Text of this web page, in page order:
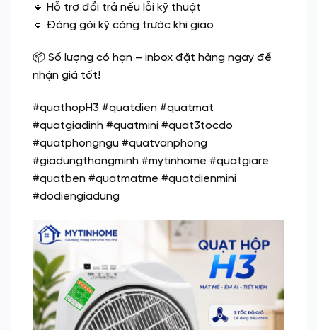
🔹 Hỗ trợ đổi trả nếu lỗi kỹ thuật
🔹 Đóng gói kỹ càng trước khi giao
📦 Số lượng có hạn – inbox đặt hàng ngay để
nhận giá tốt!
#quathopH3 #quatdien #quatmat
#quatgiadinh #quatmini #quat3tocdo
#quatphongngu #quatvanphong
#giadungthongminh #mytinhome #quatgiare
#quatben #quatmatme #quatdienmini
#dodiengiadung